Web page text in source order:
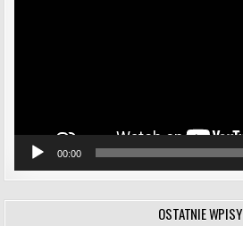
00:00
OSTATNIE WPISY